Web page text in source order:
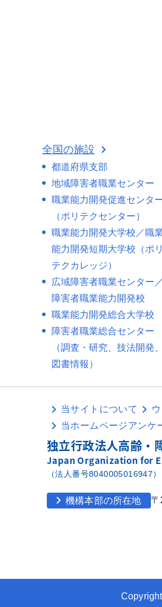
全国の施設
都道府県支部
地域障害者職業センター
職業能力開発促進センタ
（ポリテクセンター）
職業能力開発大学校／職
能力開発短期大学校（ポリ
テクカレッジ）
広域障害者職業センター／
障害者職業能力開発校
職業能力開発総合大学校
障害者職業総合センター
（調査・研究、技法開発、
図書情報）
当サイトについて
当ホームページアンケ
独立行政法人高齢・
Japan Organization for
（法人番号8040005016947）
chevron_right 機構本部の所在地